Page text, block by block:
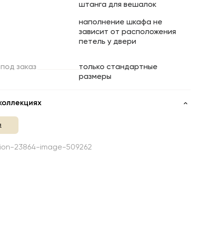
штанга для вешалок
наполнение шкафа не
зависит от расположения
петель у двери
под заказ
только стандартные
размеры